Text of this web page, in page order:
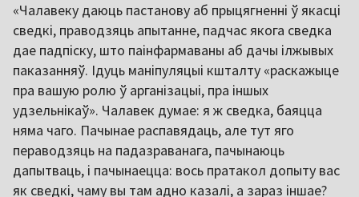
«Чалавеку даюць пастанову аб прыцягненні ў якасці
сведкі, праводзяць апытанне, падчас якога сведка
дае падпіску, што паінфармаваны аб дачы ілжывых
паказанняў. Ідуць маніпуляцыі кшталту «раскажыце
пра вашую ролю ў арганізацыі, пра іншых
удзельнікаў». Чалавек думае: я ж сведка, баяцца
няма чаго. Пачынае распавядаць, але тут яго
пераводзяць на падазраванага, пачынаюць
дапытваць, і пачынаецца: вось пратакол допыту вас
як сведкі, чаму вы там адно казалі, а зараз іншае?